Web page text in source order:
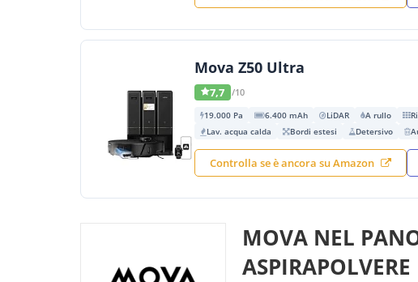
Mova Z50 Ultra
7,7 /10
19.000 Pa 6.400 mAh LiDAR A rullo
Lav. acqua calda
Bordi estesi Detersivo
Controlla se è ancora su Amazon
MOVA NEL
ASPIRAPOLVERE